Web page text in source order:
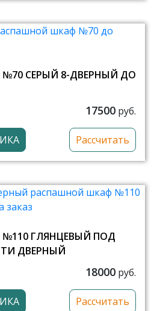
СЕРЫЙ 8-ДВЕРНЫЙ ДО
17500 руб.
Рассчитать
ГЛЯНЦЕВЫЙ ПОД
ДВЕРНЫЙ
18000 руб.
Рассчитать